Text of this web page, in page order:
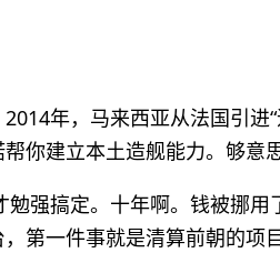
年，马来西亚从法国引进
你建立本土造舰能力。够意
强搞定。十年啊。钱被挪
第一件事就是清算前朝的项